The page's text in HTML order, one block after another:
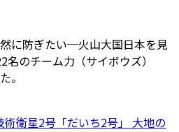
に防ぎたい─火山大国日本を見
のチーム力（サイボウズ）
。
衛星2号「だいち2号」 大地の